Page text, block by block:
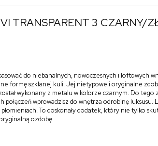
TRANSPARENT 3 CZARNY/
do niebanalnych, nowoczesnych i loftowych
formę szklanej kuli. Jej nietypowe i oryginalne
wykonany z metalu w kolorze czarnym. Do tego
połączeń wprowadzisz do wnętrza odrobinę luksusu.
To doskonały dodatek, który nie tylko
ozdobę.